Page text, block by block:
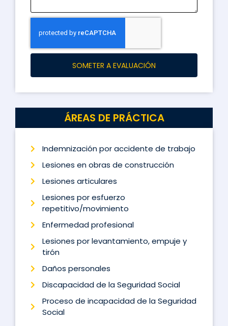
SOMETER A EVALUACIÓN
ÁREAS DE PRÁCTICA
Indemnización por accidente de trabajo
Lesiones en obras de construcción
Lesiones articulares
Lesiones por esfuerzo
repetitivo/movimiento
Enfermedad profesional
Lesiones por levantamiento, empuje y
tirón
Daños personales
Discapacidad de la Seguridad Social
Proceso de incapacidad de la Seguridad
Social